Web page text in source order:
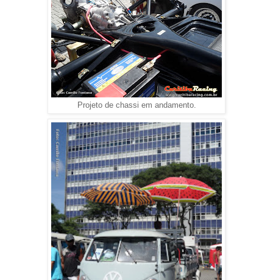
Projeto de chassi em andamento.